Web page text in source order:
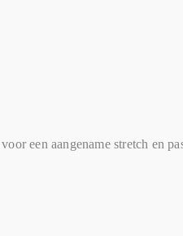
een aangename stretch